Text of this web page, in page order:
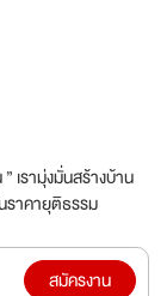
เรามุ่งมั่นสร้างบ้าน
ราคายุติธรรม
สมัครงาน